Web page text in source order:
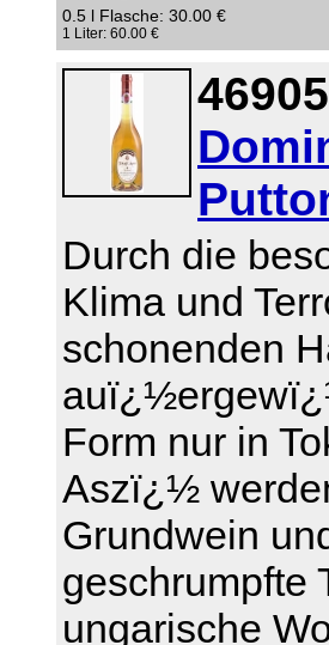
0.5 l Flasche: 30.00 €
1 Liter: 60.00 €
Durch die
Klima und
schonenden
Form nur in
Aszï¿½
Grundwein
geschrumpfte
ungarische